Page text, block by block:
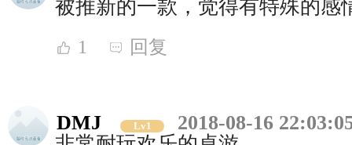
被推新的一款，觉得有特殊的感
1 回复
DMJ Lv1
2018-08-16